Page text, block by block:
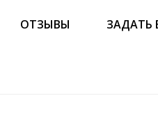
ОТЗЫВЫ ЗАДАТЬ